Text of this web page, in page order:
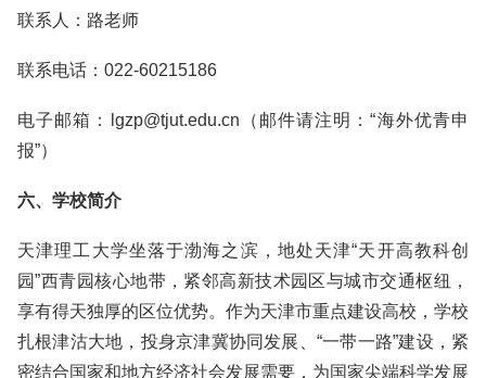
联系人：路老师
联系电话：022-60215186
电子邮箱：lgzp@tjut.edu.cn（邮件请注明：“海外优青申
报”）
六、学校简介
天津理工大学坐落于渤海之滨，地处天津“天开高教科创
园”西青园核心地带，紧邻高新技术园区与城市交通枢纽，
享有得天独厚的区位优势。作为天津市重点建设高校，学校
扎根津沽大地，投身京津冀协同发展、“一带一路”建设，紧
密结合国家和地方经济社会发展需要，为国家尖端科学发展